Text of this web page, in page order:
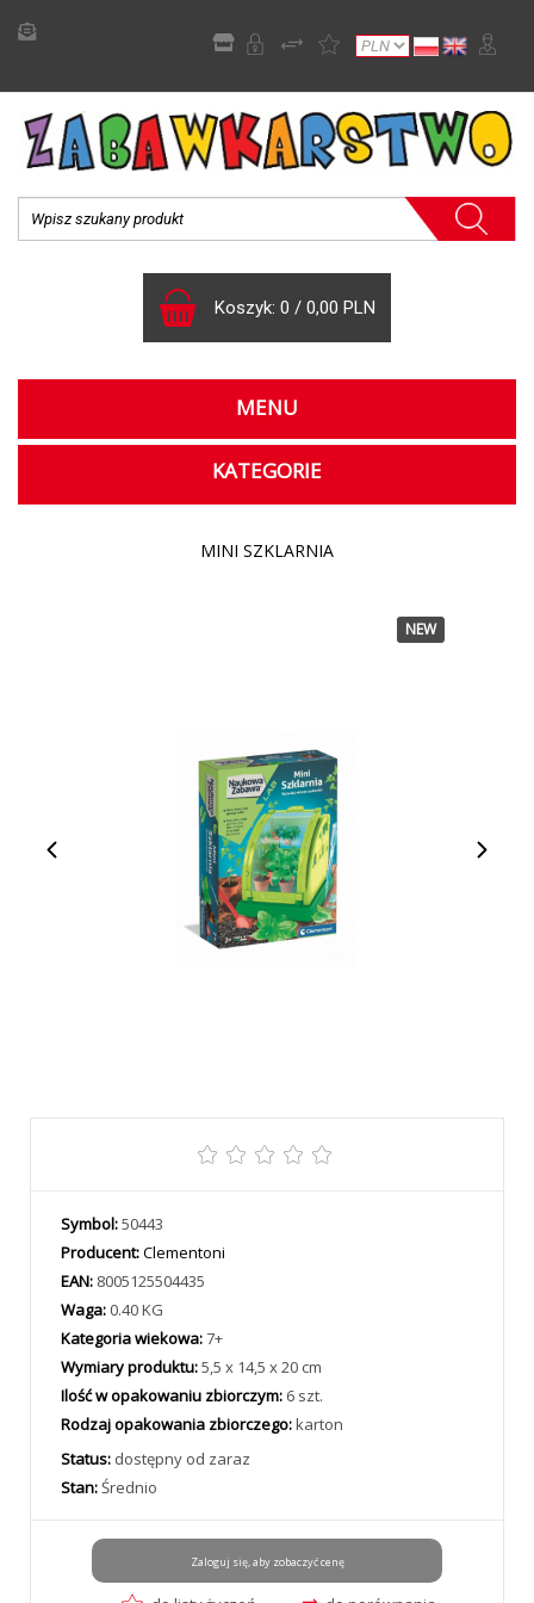
Koszyk: 0 / 0,00 PLN
MENU
KATEGORIE
MINI SZKLARNIA
NEW
Symbol:50443
Producent:Clementoni
EAN: 8005125504435
Waga: 0.40 KG
Kategoria wiekowa:7+
Wymiary produktu:5,5 x 14,5 x 20 cm
Ilość w opakowaniu zbiorczym: 6 szt.
Rodzaj opakowania zbiorczego:karton
Status: dostępny od zaraz
Stan:Średnio
Zaloguj się, aby zobaczyć cenę